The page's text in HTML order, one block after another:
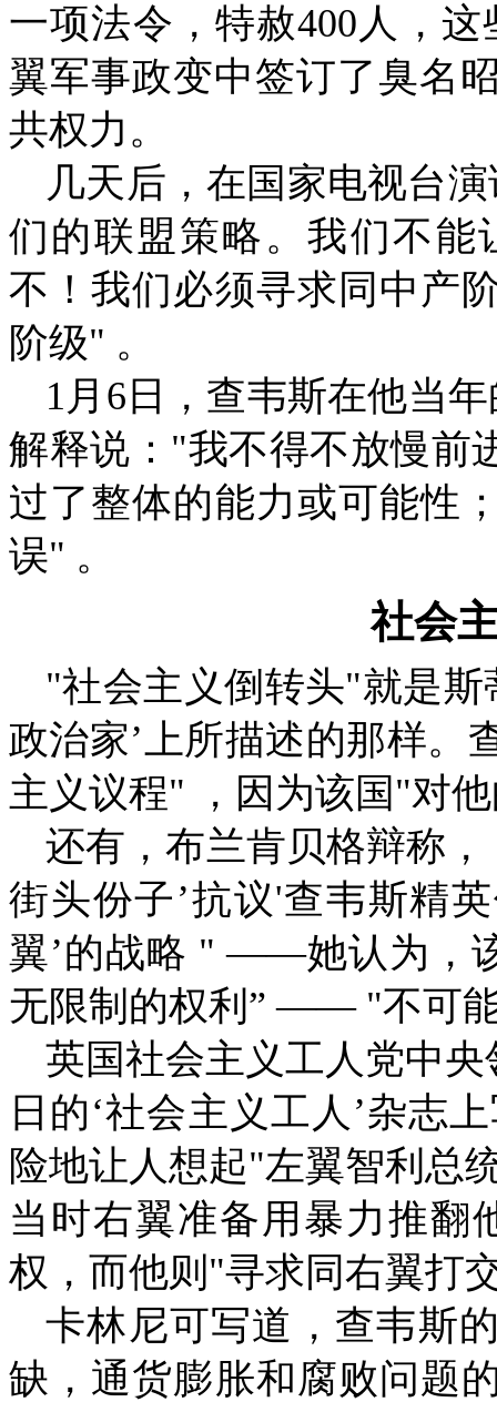
一项法令，特赦400人，这
翼军事政变中签订了臭名
共权力。
几天后，在国家电视台
们的联盟策略。我们不
不！我们必须寻求同中产
阶级" 。
1 月 6 日，查韦斯在他当
解释说： "我不得不放慢前
过了整体的能力或可能性
误" 。
社会
"社会主义倒转头"就是斯
政治家’上所描述的那样。
主义议程" ，因为该国 "对
还有，布兰肯贝格辩称，
街头份子’抗议'查韦斯精
翼’的战略 " ――她认为，
无限制的权利” ―― "不可
英国社会主义工人党中
日的‘社会主义工人’杂志
险地让人想起"左翼智利总
当时右翼准备用暴力推翻
权，而他则 "寻求同右翼打
卡林尼可写道，查韦斯
缺，通货膨胀和腐败问题